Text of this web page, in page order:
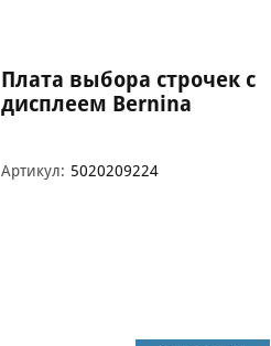
Плата выбора строчек с
дисплеем Bernina
Артикул: 5020209224